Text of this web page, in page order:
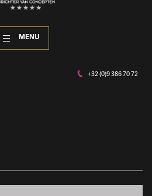
MENU
+32 (0)9 386 70 72